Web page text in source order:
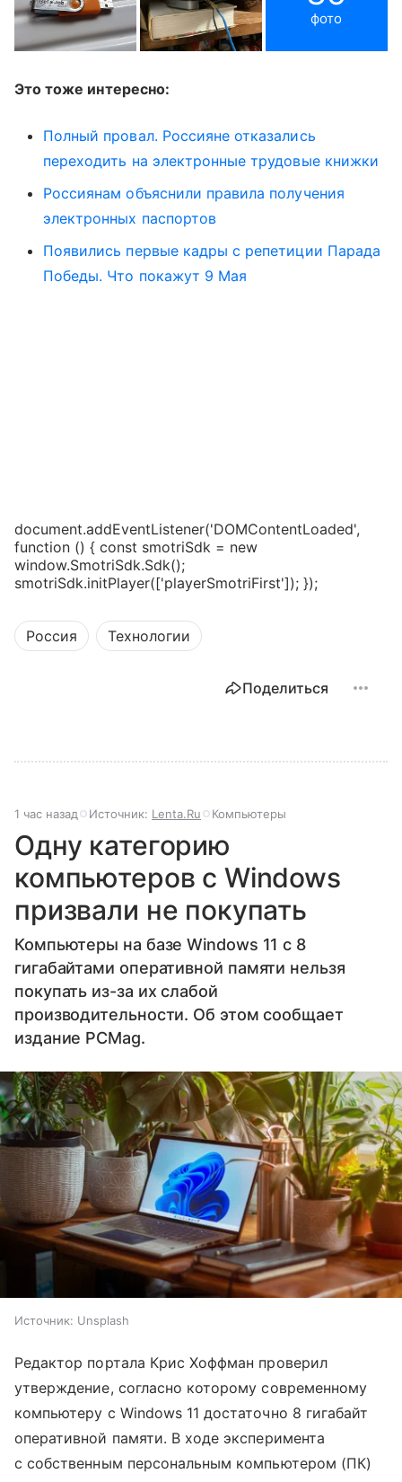
фото
Это тоже интересно:
Полный провал. Россияне отказались
переходить на электронные трудовые книжки
Россиянам объяснили правила получения
электронных паспортов
Появились первые кадры с репетиции Парада
Победы. Что покажут 9 Мая
document.addEventListener('DOMContentLoaded',
function () { const smotriSdk = new
window.SmotriSdk.Sdk();
smotriSdk.initPlayer(['playerSmotriFirst']); });
Россия Технологии
Поделиться
1 час назад Источник: Lenta.Ru Компьютеры
Одну категорию
компьютеров с Windows
призвали не покупать
Компьютеры на базе Windows 11 c 8
гигабайтами оперативной памяти нельзя
покупать из-за их слабой
производительности. Об этом сообщает
издание PCMag.
Источник: Unsplash
Редактор портала Крис Хоффман проверил
утверждение, согласно которому современному
компьютеру с Windows 11 достаточно 8 гигабайт
оперативной памяти. В ходе эксперимента
с собственным персональным компьютером (ПК)